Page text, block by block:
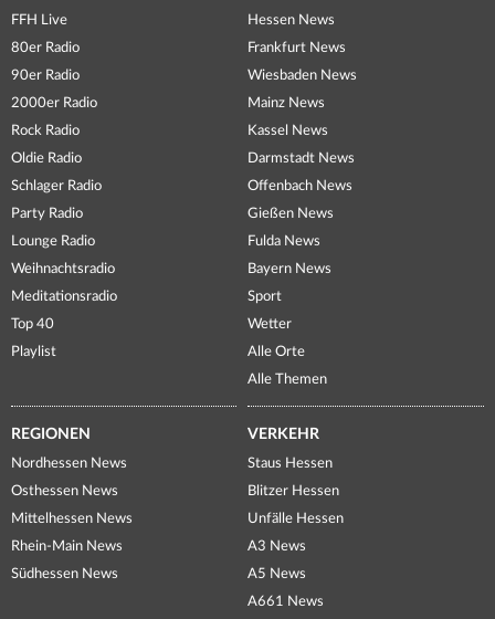
FFH Live
80er Radio
90er Radio
2000er Radio
Rock Radio
Oldie Radio
Schlager Radio
Party Radio
Lounge Radio
Weihnachtsradio
Meditationsradio
Top 40
Playlist
Hessen News
Frankfurt News
Wiesbaden News
Mainz News
Kassel News
Darmstadt News
Offenbach News
Gießen News
Fulda News
Bayern News
Sport
Wetter
Alle Orte
Alle Themen
REGIONEN
Nordhessen News
Osthessen News
Mittelhessen News
Rhein-Main News
Südhessen News
VERKEHR
Staus Hessen
Blitzer Hessen
Unfälle Hessen
A3 News
A5 News
A661 News